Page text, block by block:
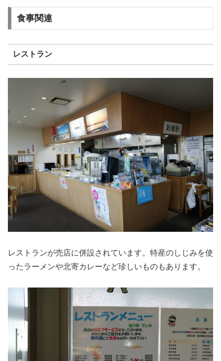
食事関連
レストラン
レストランが売店に併設されています。特産のしじみを使
ったラーメンや北寄カレーなど珍しいものもあります。